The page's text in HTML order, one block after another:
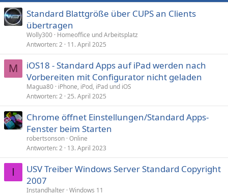
Standard Blattgröße über CUPS an Clients
übertragen
Wolly300 Homeoffice und Arbeitsplatz
Antworten 2 11. April 2025
M
iOS18 - Standard Apps auf iPad werden nach
Vorbereiten mit Configurator nicht geladen
Magua80 iPhone, iPod, iPad und iOS
Antworten 2 25. April 2025
Chrome öffnet Einstellungen/Standard Apps-
Fenster beim Starten
robertsonson Online
Antworten 2 13. April 2023
I
USV Treiber Windows Server Standard Copyright
2007
Instandhalter Windows 11